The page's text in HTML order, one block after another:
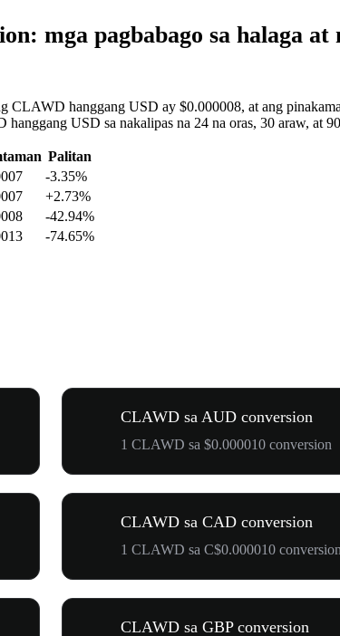
mga pagbabago sa halaga
CLAWD hanggang USD ay $0.000008, at ang
USD sa nakalipas na 24 na oras, 30 araw, at
Palitan
-3.35%
+2.73%
-42.94%
-74.65%
CLAWD sa AUD conversion
1 CLAWD sa $0.000010 conversion
CLAWD sa CAD conversion
1 CLAWD sa C$0.000010 conversion
CLAWD sa GBP conversion